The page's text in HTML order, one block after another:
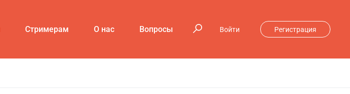
Стримерам О нас Вопросы Войти Регистрация